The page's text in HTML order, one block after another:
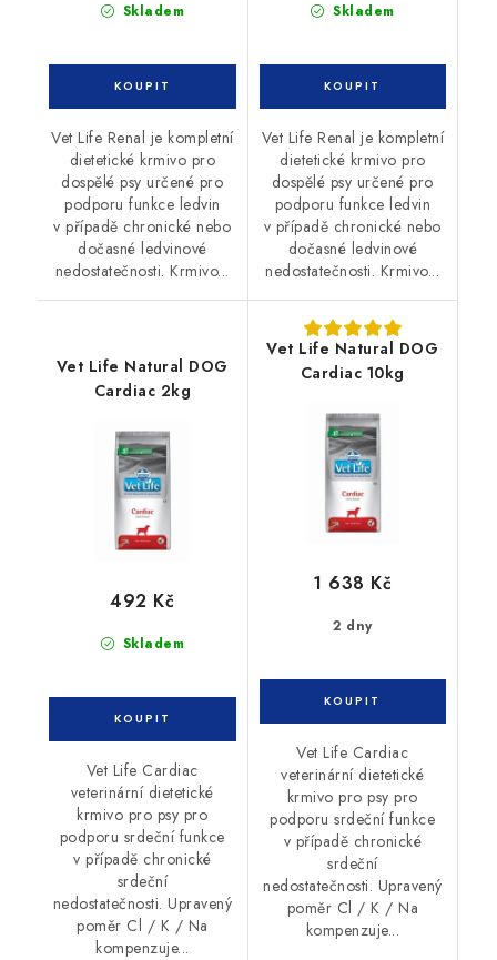
Skladem
Vet Life Renal je kompletní
dietetické krmivo pro
dospělé psy určené pro
podporu funkce ledvin
v případě chronické nebo
dočasné ledvinové
nedostatečnosti. Krmivo...
Skladem
Vet Life Renal je kompletní
dietetické krmivo pro
dospělé psy určené pro
podporu funkce ledvin
v případě chronické nebo
dočasné ledvinové
nedostatečnosti. Krmivo...
Vet Life Natural DOG
Cardiac 2kg
Skladem
492 Kč
Vet Life Cardiac
veterinární dietetické
krmivo pro psy pro
podporu srdeční funkce
v případě chronické
srdeční
nedostatečnosti. Upravený
poměr Cl / K / Na
kompenzuje...
Vet Life Natural DOG
Cardiac 10kg
2 dny
1 638 Kč
Vet Life Cardiac
veterinární dietetické
krmivo pro psy pro
podporu srdeční funkce
v případě chronické
srdeční
nedostatečnosti. Upravený
poměr Cl / K / Na
kompenzuje...